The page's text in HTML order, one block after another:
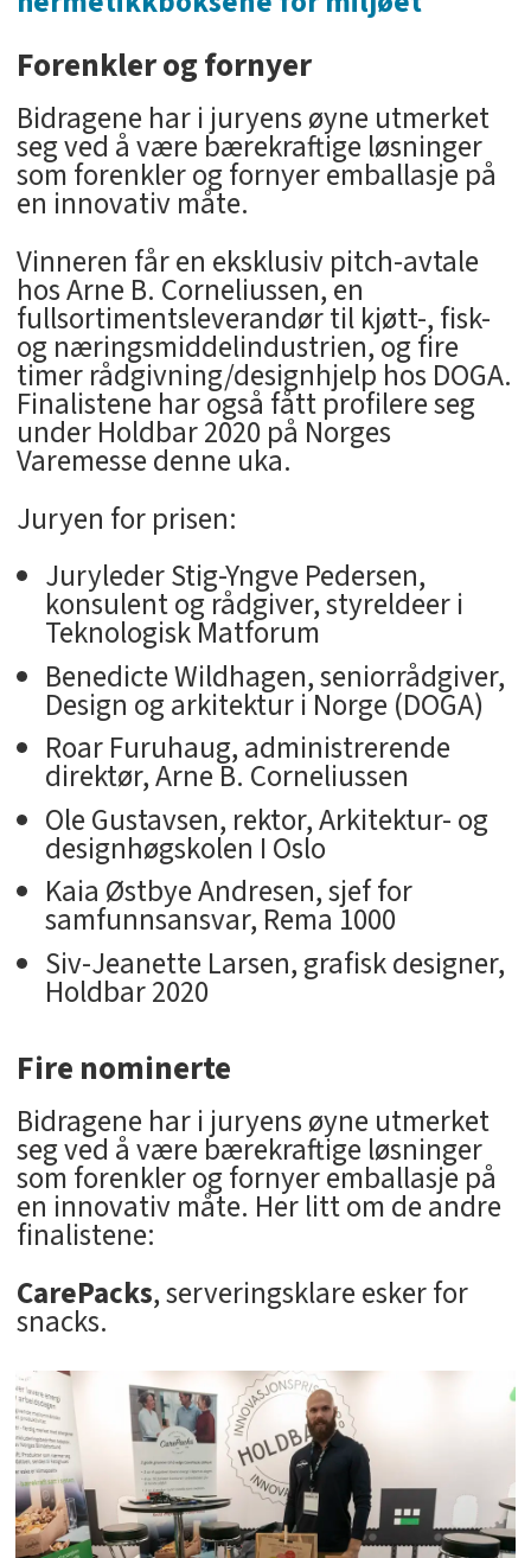
Forenkler og fornyer
Bidragene har i juryens øyne utmerket
seg ved å være bærekraftige løsninger
som forenkler og fornyer emballasje på
en innovativ måte.
Vinneren får en eksklusiv pitch-avtale
hos Arne B. Corneliussen, en
fullsortimentsleverandør til kjøtt-, fisk-
og næringsmiddelindustrien, og fire
timer rådgivning/designhjelp hos DOGA.
Finalistene har også fått profilere seg
under Holdbar 2020 på Norges
Varemesse denne uka.
Juryen for prisen:
Juryleder Stig-Yngve Pedersen,
konsulent og rådgiver, styreldeer i
Teknologisk Matforum
Benedicte Wildhagen, seniorrådgiver,
Design og arkitektur i Norge (DOGA)
Roar Furuhaug, administrerende
direktør, Arne B. Corneliussen
Ole Gustavsen, rektor, Arkitektur- og
designhøgskolen I Oslo
Kaia Østbye Andresen, sjef for
samfunnsansvar, Rema 1000
Siv-Jeanette Larsen, grafisk designer,
Holdbar 2020
Fire nominerte
Bidragene har i juryens øyne utmerket
seg ved å være bærekraftige løsninger
som forenkler og fornyer emballasje på
en innovativ måte. Her litt om de andre
finalistene:
CarePacks, serveringsklare esker for
snacks.